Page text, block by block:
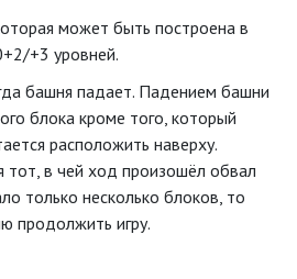
может быть построена в
+3 уровней.
башня падает. Падением башни
блока кроме того, который
расположить наверху.
тот, в чей ход произошёл обвал
только несколько блоков, то
продолжить игру.